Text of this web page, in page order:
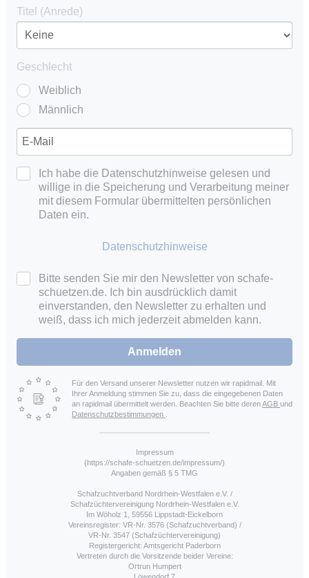
Titel (Anrede)
Geschlecht
Weiblich
Männlich
Ich habe die Datenschutzhinweise gelesen und
willige in die Speicherung und Verarbeitung meiner
mit diesem Formular übermittelten persönlichen
Daten ein.
Datenschutzhinweise
Bitte senden Sie mir den Newsletter von schafe-
schuetzen.de. Ich bin ausdrücklich damit
einverstanden, den Newsletter zu erhalten und
weiß, dass ich mich jederzeit abmelden kann.
Anmelden
Für den Versand unserer Newsletter nutzen wir rapidmail. Mit
Ihrer Anmeldung stimmen Sie zu, dass die eingegebenen Daten
an rapidmail übermittelt werden. Beachten Sie bitte derenAGB und
Datenschutzbestimmungen
Impressum
(https://schafe-schuetzen.de/impressum/)
Angaben gemäß § 5 TMG
Schafzuchtverband Nordrhein-Westfalen e.V. /
Schafzüchtervereinigung Nordrhein-Westfalen e.V.
Im Wöholz 1, 59556 Lippstadt-Eickelborn
Vereinsregister: VR-Nr. 3576 (Schafzuchtverband) /
VR-Nr. 3547 (Schafzüchtervereinigung)
Registergericht: Amtsgericht Paderborn
Vertreten durch die Vorsitzende beider Vereine:
Ortrun Humpert